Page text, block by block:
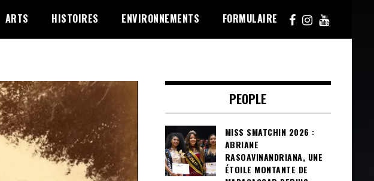
ARTS HISTOIRES ENVIRONNEMENTS FORMULAIRE
PEOPLE
MISS SMATCHIN 2026 :
ABRIANE
RASOAVINANDRIANA, UNE
ÉTOILE MONTANTE DE